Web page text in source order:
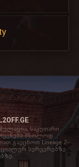
საკუთარი
მხოლოდ
გაეცნოთ Lineage 2-
სერვერებზე